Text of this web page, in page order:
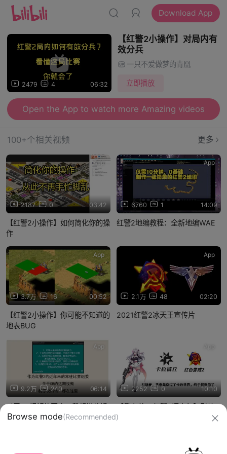
Download App
2479 4 06:32
【红警2小操作】对局内有
效分兵
一只不爱做梦的青凰
立即播放
Open the App to watch more Amazing videos
100+个相关视频 更多
2187 0 03:42
App
【红警2小操作】如何简化你的操
作
6760 1 14:09
App
红警2地编教程：全新地编WAE
3.7万 16 00:52
App
【红警2小操作】你可能不知道的
地表BUG
2.1万 48 02:20
App
2021红警2冰天王宣传片
9.2万 240 06:14
App
对于08视频的回应：我想说的话
都在这了
2252 0 10:10
【香奈美 • 红警2语音包】引航
者，香奈美来陪你玩红警了
Browse mode(Recommended)